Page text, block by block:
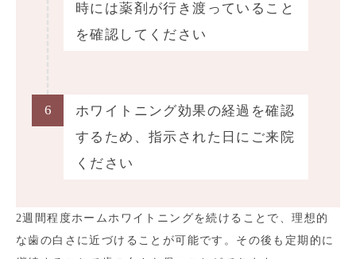
時には薬剤が行き渡っていること
を確認してください
6
ホワイトニング効果の経過を確認
するため、指示された日にご来院
ください
2週間程度ホームホワイトニングを続けることで、理想的
な歯の白さに近づけることが可能です。その後も定期的に